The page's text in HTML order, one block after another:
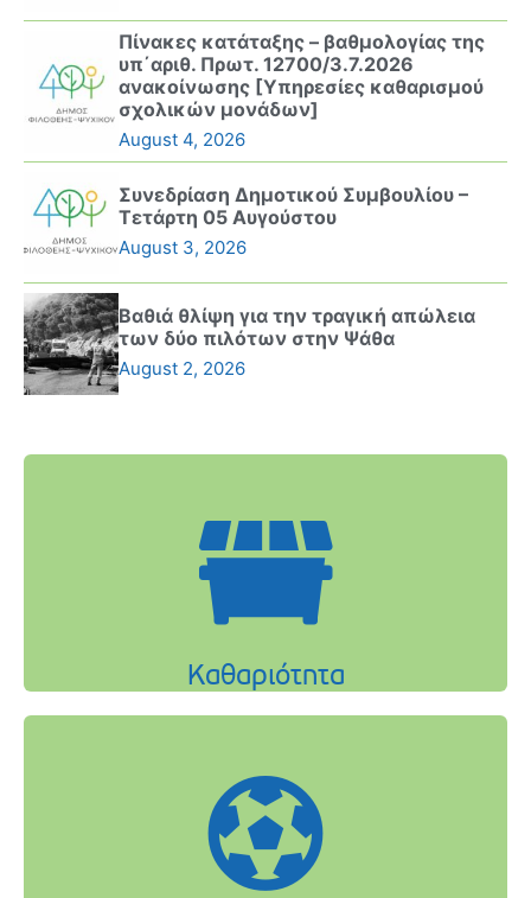
Πίνακες κατάταξης – βαθμολογίας της
υπ΄αριθ. Πρωτ. 12700/3.7.2026
ανακοίνωσης [Υπηρεσίες καθαρισμού
σχολικών μονάδων]
August 4, 2026
Συνεδρίαση Δημοτικού Συμβουλίου –
Τετάρτη 05 Αυγούστου
August 3, 2026
Βαθιά θλίψη για την τραγική απώλεια
των δύο πιλότων στην Ψάθα
August 2, 2026